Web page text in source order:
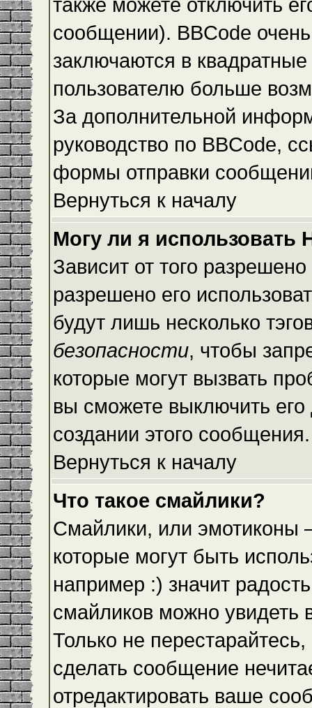
сообщении). BBCode
заключаются в
пользователю больше
За дополнительной
руководство по BBCode,
формы отправки
Вернуться к началу
Могу ли я использовать
Зависит от того
разрешено его
будут лишь несколько
безопасности, чтобы
которые могут вызвать
вы сможете выключить
создании этого сообщения.
Вернуться к началу
Что такое смайлики?
Смайлики, или эмотиконы
которые могут быть
например :) значит
смайликов можно
Только не
сделать сообщение
отредактировать ваше